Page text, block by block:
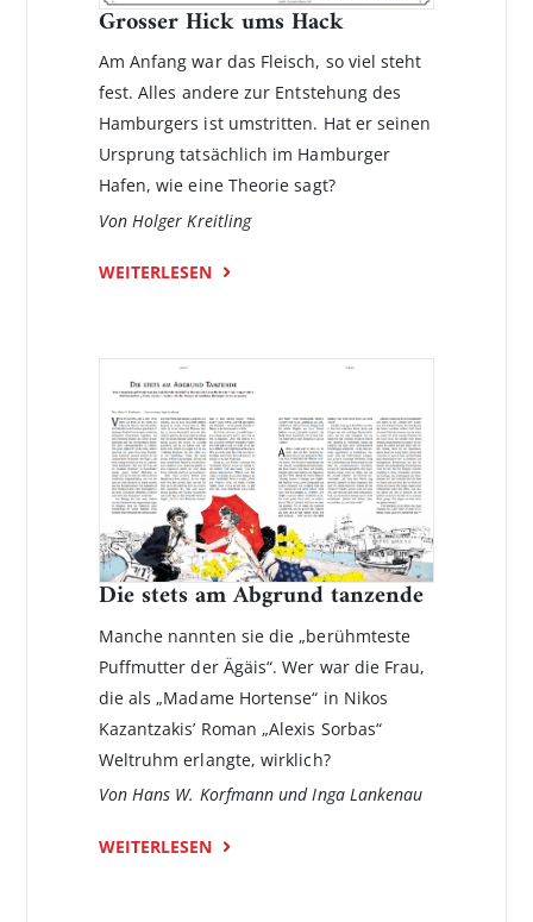
Grosser Hick ums Hack
Am Anfang war das Fleisch, so viel steht
fest. Alles andere zur Entstehung des
Hamburgers ist umstritten. Hat er seinen
Ursprung tatsächlich im Hamburger
Hafen, wie eine Theorie sagt?
Von Holger Kreitling
WEITERLESEN
Die stets am Abgrund tanzende
Manche nannten sie die „berühmteste
Puffmutter der Ägäis“. Wer war die Frau,
die als „Madame Hortense“ in Nikos
Kazantzakis’ Roman­ „Alexis Sorbas“
Weltruhm erlangte, wirklich?
Von Hans W. Korfmann und Inga Lankenau
WEITERLESEN